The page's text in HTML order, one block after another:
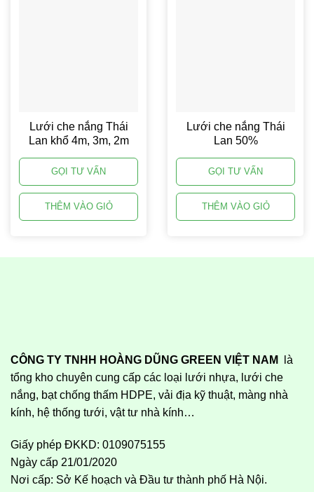
Lưới che nắng Thái
Lan khổ 4m, 3m, 2m
GỌI TƯ VẤN
THÊM VÀO GIỎ
Lưới che nắng Thái
Lan 50%
GỌI TƯ VẤN
THÊM VÀO GIỎ
CÔNG TY TNHH HOÀNG DŨNG GREEN VIỆT NAM
là
tổng kho chuyên cung cấp các loại lưới nhựa, lưới che
nắng, bạt chống thấm HDPE, vải địa kỹ thuật, màng nhà
kính, hệ thống tưới, vật tư nhà kính…
Giấy phép ĐKKD: 0109075155
Ngày cấp 21/01/2020
Nơi cấp: Sở Kế hoạch và Đầu tư thành phố Hà Nội.